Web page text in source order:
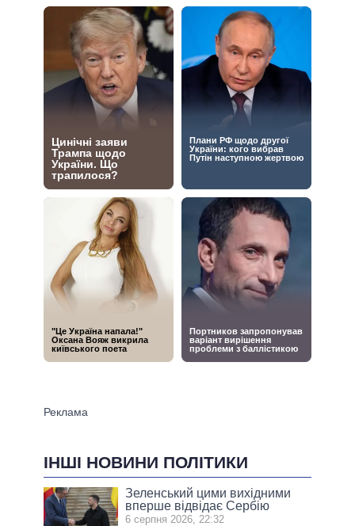
ІНШІ НОВИНИ ПОЛІТИКИ
Зеленський цими вихідними
вперше відвідає Сербію
6 серпня 2026, 22:32